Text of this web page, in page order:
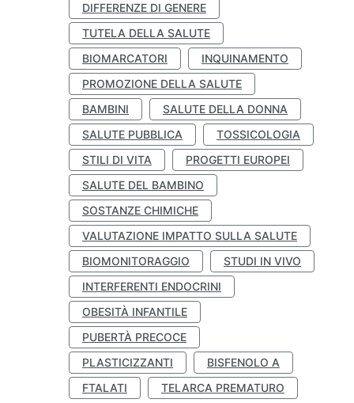
DIFFERENZE DI GENERE
TUTELA DELLA SALUTE
BIOMARCATORI
INQUINAMENTO
PROMOZIONE DELLA SALUTE
BAMBINI
SALUTE DELLA DONNA
SALUTE PUBBLICA
TOSSICOLOGIA
STILI DI VITA
PROGETTI EUROPEI
SALUTE DEL BAMBINO
SOSTANZE CHIMICHE
VALUTAZIONE IMPATTO SULLA SALUTE
BIOMONITORAGGIO
STUDI IN VIVO
INTERFERENTI ENDOCRINI
OBESITÀ INFANTILE
PUBERTÀ PRECOCE
PLASTICIZZANTI
BISFENOLO A
FTALATI
TELARCA PREMATURO